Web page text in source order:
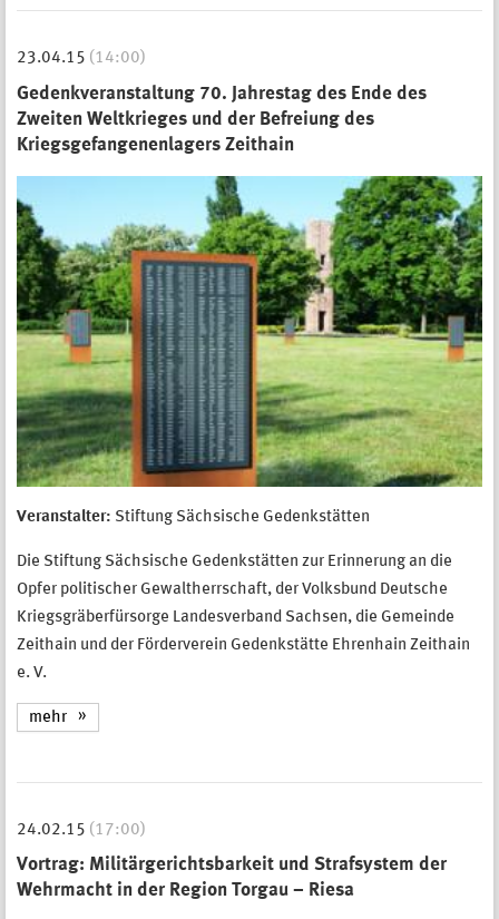
23.04.15 (14:00)
Gedenkveranstaltung 70. Jahrestag des Ende des
Zweiten Weltkrieges und der Befreiung des
Kriegsgefangenenlagers Zeithain
Veranstalter: Stiftung Sächsische Gedenkstätten
Die Stiftung Sächsische Gedenkstätten zur Erinnerung an die
Opfer politischer Gewaltherrschaft, der Volksbund Deutsche
Kriegsgräberfürsorge Landesverband Sachsen, die Gemeinde
Zeithain und der Förderverein Gedenkstätte Ehrenhain Zeithain
e. V.
mehr
24.02.15 (17:00)
Vortrag: Militärgerichtsbarkeit und Strafsystem der
Wehrmacht in der Region Torgau – Riesa